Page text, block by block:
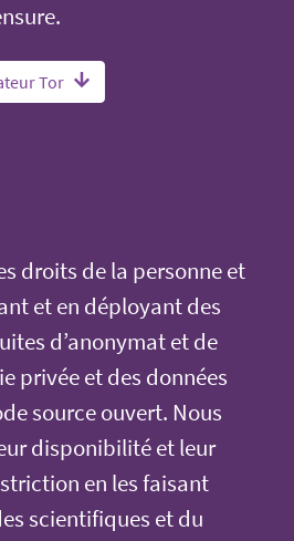
Tor
droits de la personne et
et en déployant des
d’anonymat et de
privée et des données
source ouvert. Nous
disponibilité et leur
en les faisant
scientifiques et du